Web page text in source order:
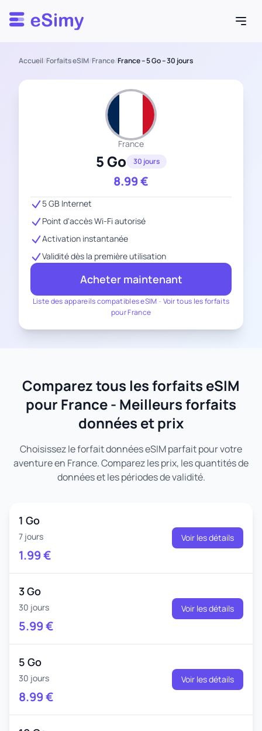
Esimy
Accueil/Forfaits eSIM/France/France – 5 Go – 30 jours
France
5 Go 30 jours
8.99€
Liste des appareils compatibles eSIM - Voir tous les forfaits
pour France
5 GB Internet
Point d'accès Wi-Fi autorisé
Activation instantanée
Validité dès la première utilisation
Acheter maintenant
Comparez tous les forfaits eSIM
pour France - Meilleurs forfaits
données et prix
Choisissez le forfait données eSIM parfait pour votre
aventure en France. Comparez les prix, les quantités de
données et les périodes de validité.
1 Go
7 jours
1.99€
Voir les détails
3 Go
30 jours
5.99€
Voir les détails
5 Go
30 jours
8.99€
Voir les détails